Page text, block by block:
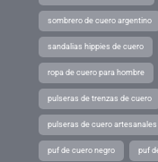
sombrero de cuero argentino
sandalias hippies de cuero
ropa de cuero para hombre
pulseras de trenzas de cuero
pulseras de cuero artesanales
puf de cuero negro puf